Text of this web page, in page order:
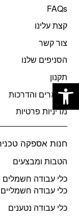
FAQs
קצת עלינו
צור קשר
הסניפים שלנו
תקנון
מאמרים והדרכות
מדיניות פרטיות
חנות אספקה
הטבות ומבצעים
כלי עבודה חשמלים
כלי עבודה חשמליים
כלי עבודה נטענים
פתח סרגל